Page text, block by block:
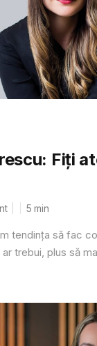
Fiți
5 min
tendința să fac
trebui, plus să